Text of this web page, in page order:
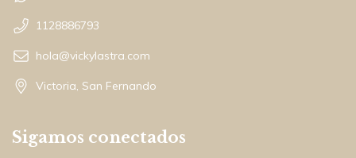
1128886793
hola@vickylastra.com
Victoria, San Fernando
Sigamos conectados